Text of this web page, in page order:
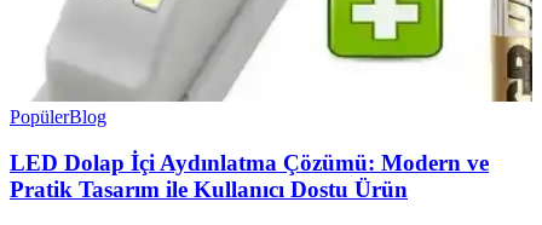
PopülerBlog
LED Dolap İçi Aydınlatma Çözümü: Modern ve
Pratik Tasarım ile Kullanıcı Dostu Ürün